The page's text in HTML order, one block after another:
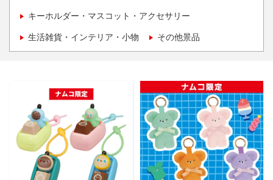
キーホルダー・マスコット・アクセサリー
生活雑貨・インテリア・小物 その他景品